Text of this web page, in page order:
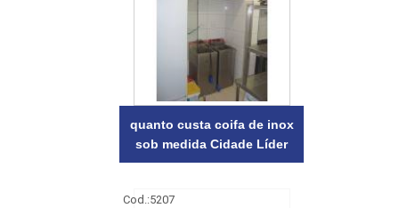
quanto custa coifa de inox
sob medida Cidade Líder
Cod.:5207